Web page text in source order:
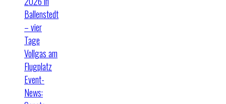
Ballenstedt
– vier
Tage
Vollgas am
Flugplatz
Event-
News: